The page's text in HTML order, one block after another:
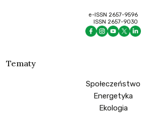
e-ISSN 2657-9596
ISSN 2657-9030
Tematy
Społeczeństwo
Energetyka
Ekologia